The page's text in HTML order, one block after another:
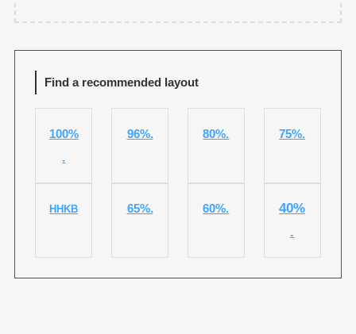
Find a recommended layout
100%
.
96%. 80%. 75%.
HHKB 65%. 60%.
40%
.